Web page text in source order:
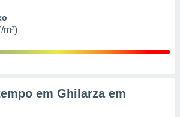
m³)
em Ghilarza em